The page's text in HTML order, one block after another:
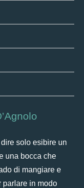
solo esibire un
una bocca che
di mangiare e
parlare in modo